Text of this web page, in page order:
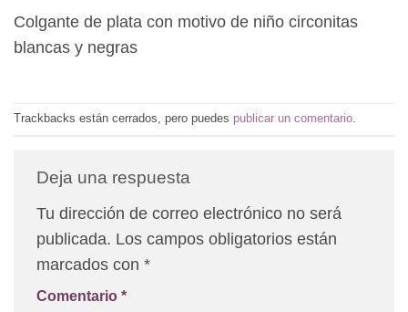
Colgante de plata con motivo de niño circonitas
blancas y negras
Trackbacks están cerrados, pero puedes publicar un comentario.
Deja una respuesta
Tu dirección de correo electrónico no será
publicada. Los campos obligatorios están
marcados con *
Comentario *